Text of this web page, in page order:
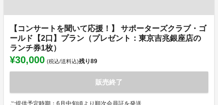
【コンサートを聞いて応援！】 サポーターズクラブ・ゴ
ールド【2口】プラン（プレゼント：東京吉兆銀座店の
ランチ券1枚）
¥30,000 (税込/送料込)残り89
販売終了
ご提供予定時期：6月中旬頃より順次会員証を発送